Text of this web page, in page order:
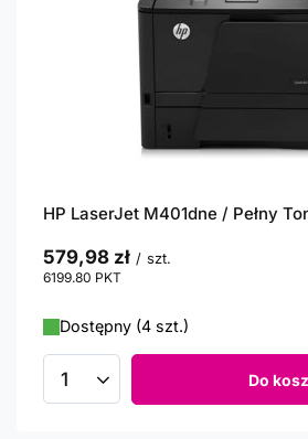
HP LaserJet M401dne / Pełny
579,98 zł / szt.
6199.80 PKT
Dostępny (4 szt.)
Ilość produktów Do